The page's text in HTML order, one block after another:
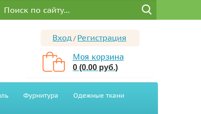
Вход / Регистрация
Моя корзина
0 (0.00 руб.)
Фурнитура Одежные ткани